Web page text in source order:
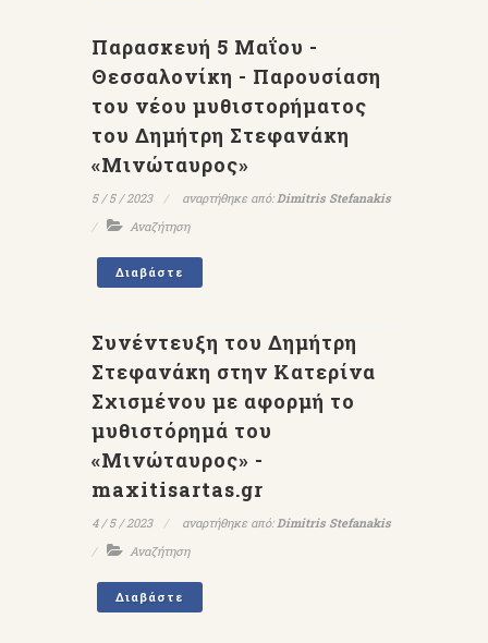
Παρασκευή 5 Μαΐου -
Θεσσαλονίκη - Παρουσίαση
του νέου μυθιστορήματος
του Δημήτρη Στεφανάκη
«Μινώταυρος»
5 / 5 / 2023 αναρτήθηκε από:Dimitris Stefanakis
Αναζήτηση
Διαβάστε
Συνέντευξη του Δημήτρη
Στεφανάκη στην Κατερίνα
Σχισμένου με αφορμή το
μυθιστόρημά του
«Μινώταυρος» -
maxitisartas.gr
4 / 5 / 2023 αναρτήθηκε από:Dimitris Stefanakis
Αναζήτηση
Διαβάστε